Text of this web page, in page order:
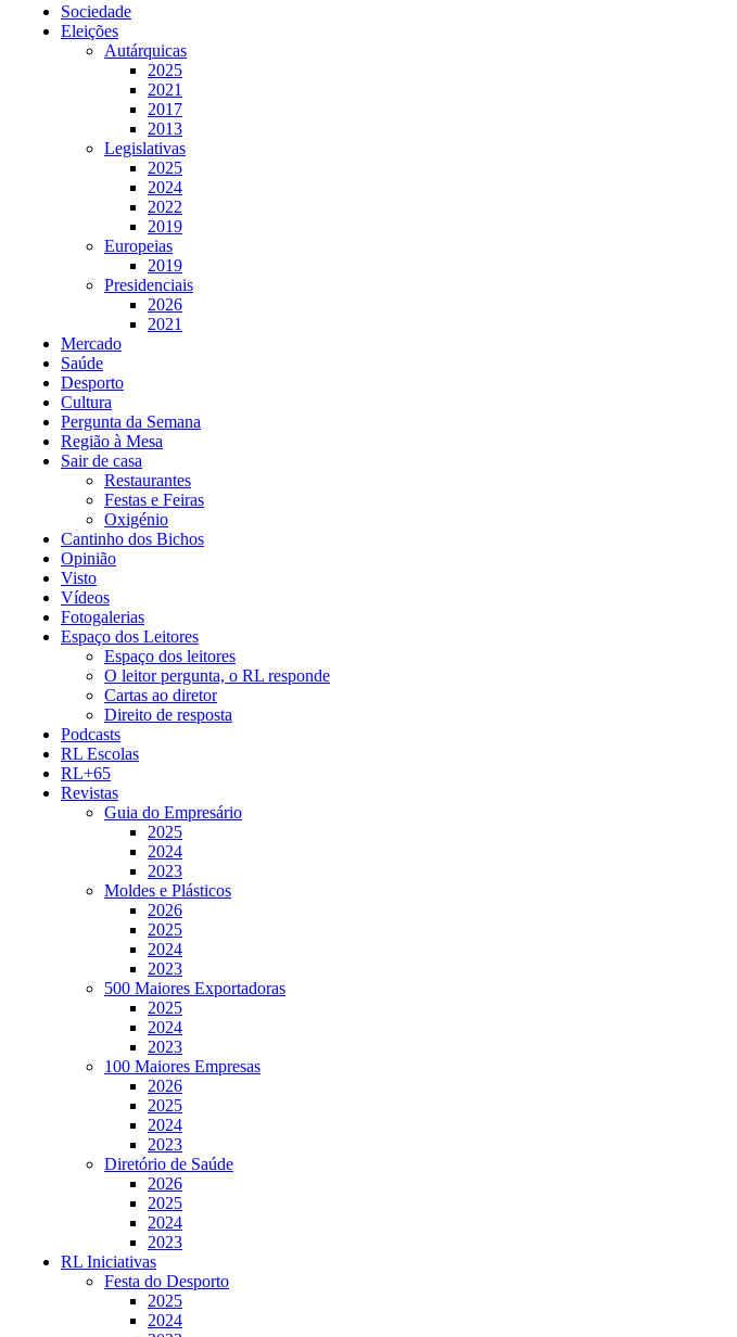
Sociedade
Eleições
Autárquicas
2025
2021
2017
2013
Legislativas
2025
2024
2022
2019
Europeias
2019
Presidenciais
2026
2021
Mercado
Saúde
Desporto
Cultura
Pergunta da Semana
Região à Mesa
Sair de casa
Restaurantes
Festas e Feiras
Oxigénio
Cantinho dos Bichos
Opinião
Visto
Vídeos
Fotogalerias
Espaço dos Leitores
Espaço dos leitores
O leitor pergunta, o RL responde
Cartas ao diretor
Direito de resposta
Podcasts
RL Escolas
RL+65
Revistas
Guia do Empresário
2025
2024
2023
Moldes e Plásticos
2026
2025
2024
2023
500 Maiores Exportadoras
2025
2024
2023
100 Maiores Empresas
2026
2025
2024
2023
Diretório de Saúde
2026
2025
2024
2023
RL Iniciativas
Festa do Desporto
2025
2024